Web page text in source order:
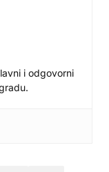
i odgovorni